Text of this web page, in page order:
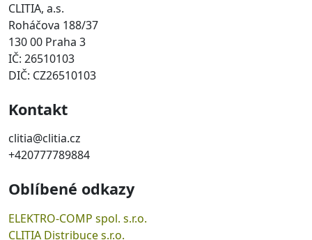
CLITIA, a.s.
Roháčova 188/37
130 00 Praha 3
IČ: 26510103
DIČ: CZ26510103
Kontakt
clitia@clitia.cz
+420777789884
Oblíbené odkazy
ELEKTRO-COMP spol. s.r.o.
CLITIA Distribuce s.r.o.